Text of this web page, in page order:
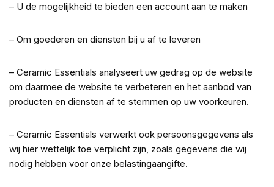
– U de mogelijkheid te bieden een account aan te maken
– Om goederen en diensten bij u af te leveren
– Ceramic Essentials analyseert uw gedrag op de website
om daarmee de website te verbeteren en het aanbod van
producten en diensten af te stemmen op uw voorkeuren.
– Ceramic Essentials verwerkt ook persoonsgegevens als
wij hier wettelijk toe verplicht zijn, zoals gegevens die wij
nodig hebben voor onze belastingaangifte.